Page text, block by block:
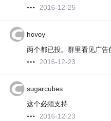
2016-12-25
hovoy
两个都已投。群里看见广告
2016-12-23
sugarcubes
这个必须支持
2016-12-23